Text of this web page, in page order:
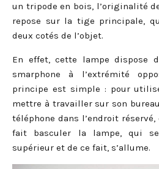
un tripode en bois, l’originalité
repose sur la tige principale,
deux cotés de l’objet.
En effet, cette lampe dispose
smarphone à l’extrémité
principe est simple : pour
mettre à travailler sur son
téléphone dans l’endroit
fait basculer la lampe, qui
supérieur et de ce fait, s’allume.